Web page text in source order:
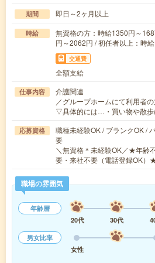
期間 即日～2ヶ月以上
時給
無資格の方：時給1350円～
円～2062円 / 初任者以上：時
交通費
全額支給
仕事内容
介護関連
／グループホームにて利用者
▽具体的には…・買い物や散
応募資格
職種未経験OK / ブランクOK /
要
＼無資格＊未経験OK／★年齢
要・来社不要（電話登録OK
職場の雰囲気
年齢層
20代
30代
男女比率
女性